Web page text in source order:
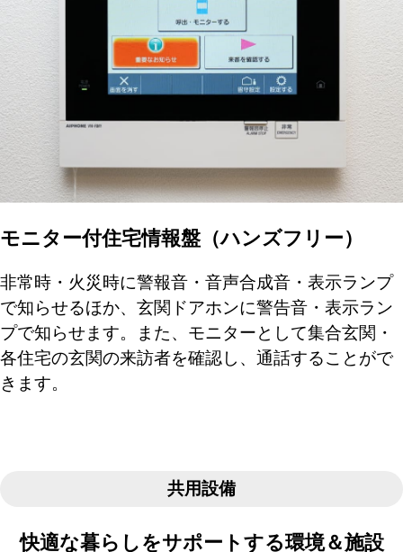
モニター付住宅情報盤（ハンズフリー）
非常時・火災時に警報音・音声合成音・表示ランプ
で知らせるほか、玄関ドアホンに警告音・表示ラン
プで知らせます。また、モニターとして集合玄関・
各住宅の玄関の来訪者を確認し、通話することがで
きます。
共用設備
快適な暮らしをサポートする環境＆施設